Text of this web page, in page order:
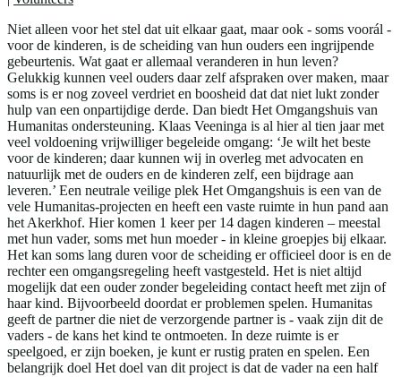
Niet alleen voor het stel dat uit elkaar gaat, maar ook - soms voorál -
voor de kinderen, is de scheiding van hun ouders een ingrijpende
gebeurtenis. Wat gaat er allemaal veranderen in hun leven?
Gelukkig kunnen veel ouders daar zelf afspraken over maken, maar
soms is er nog zoveel verdriet en boosheid dat dat niet lukt zonder
hulp van een onpartijdige derde. Dan biedt Het Omgangshuis van
Humanitas ondersteuning. Klaas Veeninga is al hier al tien jaar met
veel voldoening vrijwilliger begeleide omgang: ‘Je wilt het beste
voor de kinderen; daar kunnen wij in overleg met advocaten en
natuurlijk met de ouders en de kinderen zelf, een bijdrage aan
leveren.’ Een neutrale veilige plek Het Omgangshuis is een van de
vele Humanitas-projecten en heeft een vaste ruimte in hun pand aan
het Akerkhof. Hier komen 1 keer per 14 dagen kinderen – meestal
met hun vader, soms met hun moeder - in kleine groepjes bij elkaar.
Het kan soms lang duren voor de scheiding er officieel door is en de
rechter een omgangsregeling heeft vastgesteld. Het is niet altijd
mogelijk dat een ouder zonder begeleiding contact heeft met zijn of
haar kind. Bijvoorbeeld doordat er problemen spelen. Humanitas
geeft de partner die niet de verzorgende partner is - vaak zijn dit de
vaders - de kans het kind te ontmoeten. In deze ruimte is er
speelgoed, er zijn boeken, je kunt er rustig praten en spelen. Een
belangrijk doel Het doel van dit project is dat de vader na een half